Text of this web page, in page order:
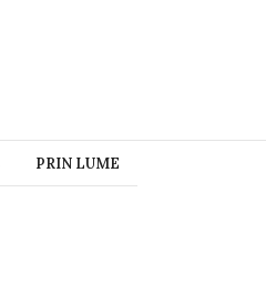
PRIN LUME